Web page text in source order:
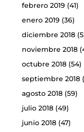
febrero 2019 (41)
enero 2019 (36)
diciembre 2018
noviembre 2018
octubre 2018(54)
septiembre 2018
agosto 2018(59)
julio 2018(49)
junio 2018(47)